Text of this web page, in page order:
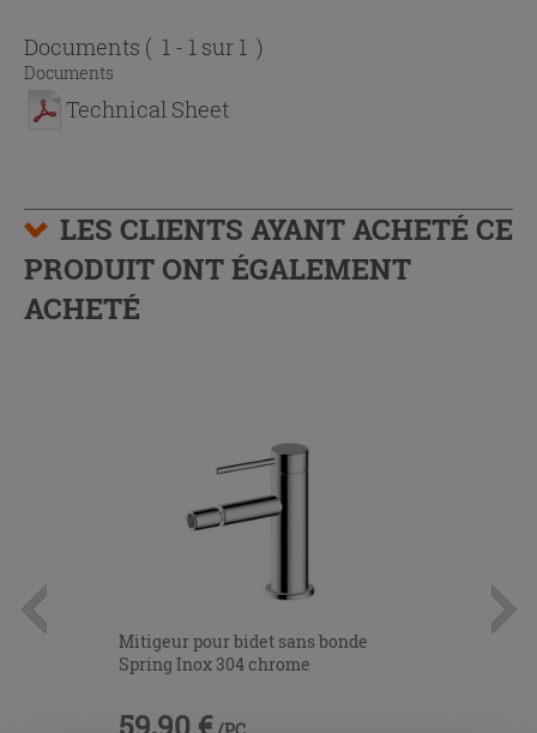
Documents ( 1 - 1 sur 1 )
Documents
Technical Sheet
LES CLIENTS AYANT ACHETÉ CE
PRODUIT ONT ÉGALEMENT
ACHETÉ
Mitigeur pour bidet sans bonde
Spring Inox 304 chrome